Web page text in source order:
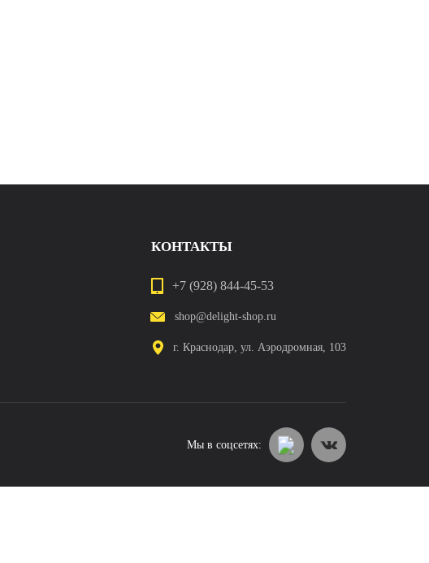
КОНТАКТЫ
+7 (928) 844-45-53
shop@delight-shop.ru
г. Краснодар, ул. Аэродромная, 103
Мы в соцсетях: